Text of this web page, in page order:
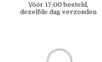
Vóór 17:00 besteld,
dezelfde dag verzonden